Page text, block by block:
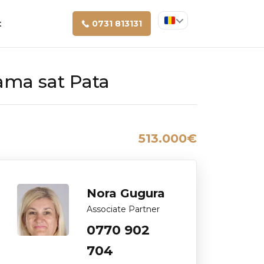
0731 813131
sat Pata
513.000€
Nora Gugura
Associate Partner
0770 902
704